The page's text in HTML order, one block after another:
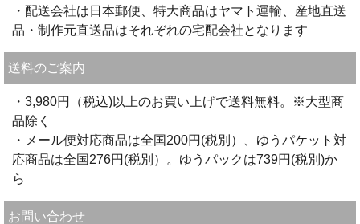
・配送会社は日本郵便、特大商品はヤマト運輸、産地直送
品・制作元直送品はそれぞれの宅配会社となります
送料のご案内
・3,980円（税込)以上のお買い上げで送料無料。※大型商
品除く
・メール便対応商品は全国200円(税別）、ゆうパケット対
応商品は全国276円(税別）。ゆうパックは739円(税別)か
ら
お問い合わせ